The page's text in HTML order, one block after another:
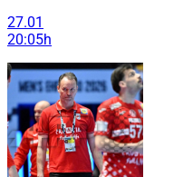
27.01
20:05h